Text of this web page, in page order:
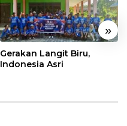
»
Gerakan Langit Biru,
Indonesia Asri